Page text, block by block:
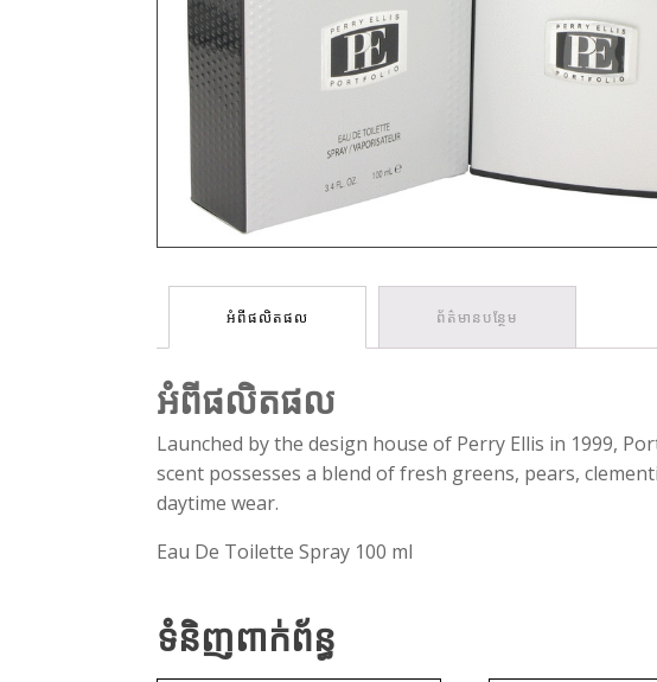
អំពីផលិតផល ព័ត៌មានបន្ថែម
អំពីផលិតផល
Launched by the design house of Perry Ellis in 1999,
scent possesses a blend of fresh greens, pears,
daytime wear.
Eau De Toilette Spray 100 ml
ទំនិញពាក់ព័ន្ធ